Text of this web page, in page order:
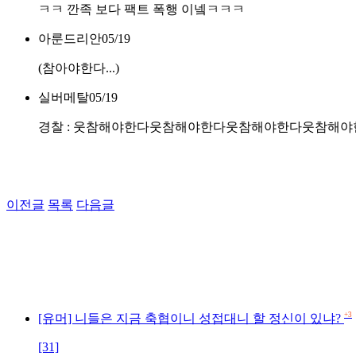
ㅋㅋ 깐족 보다 팩트 폭행 이넼ㅋㅋㅋ
아룬드리안05/19
(참아야한다...)
실버메탈05/19
경찰 : 웃참해야한다웃참해야한다웃참해야한다웃참해
이전글 목록 다음글
[유머] 니들은 지금 축협이니 성접대니 할 정신이 있냐? +3
[31]